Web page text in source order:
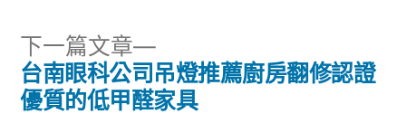
文
下一篇文章
下
一
篇
台南眼科公司吊燈推薦廚房翻修認證
優質的低甲醛家具